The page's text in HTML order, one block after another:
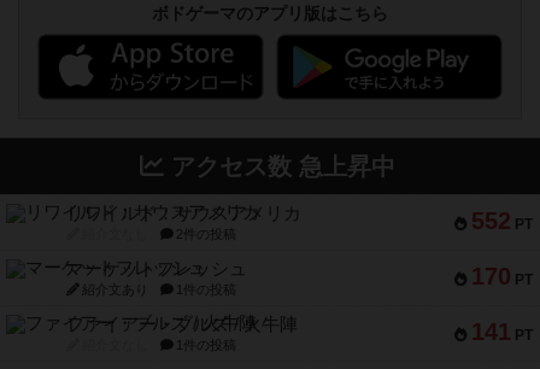
ボドゲーマのアプリ版はこちら
アクセス数 急上昇中
552 PT
リワイルド：サウスアメリカ
2件の投稿
170 PT
マーケットフレッシュ
紹介文あり 1件の投稿
141 PT
ファイアー・ブルズ / 火牛陣
1件の投稿